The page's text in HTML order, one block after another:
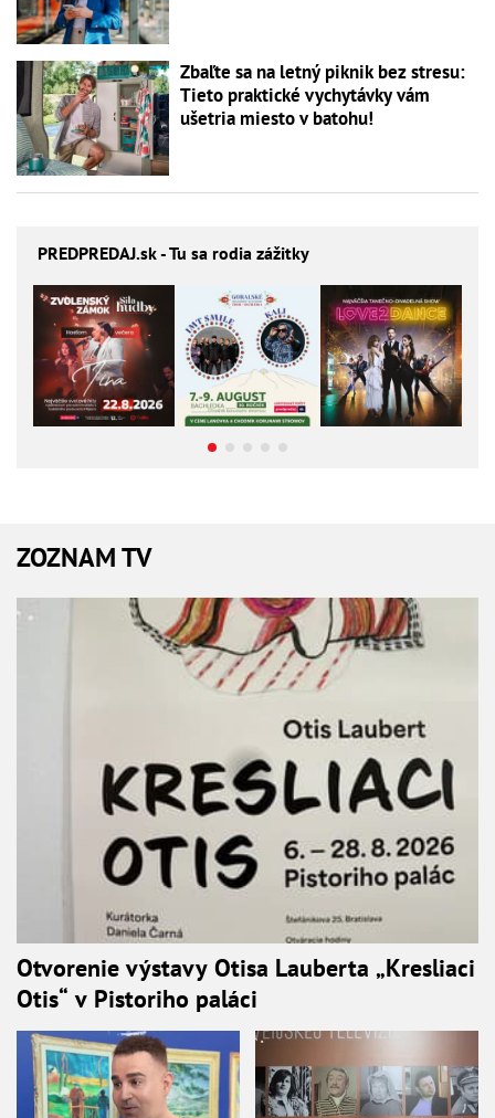
Zbaľte sa na letný piknik bez stresu:
Tieto praktické vychytávky vám
ušetria miesto v batohu!
PREDPREDAJ.sk - Tu sa rodia zážitky
ZOZNAM TV
Otvorenie výstavy Otisa Lauberta „Kresliaci
Otis“ v Pistoriho paláci